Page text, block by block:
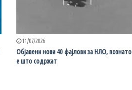
11/07/2026
Објавени нови 40 фајлови за НЛО, познато
е што содржат